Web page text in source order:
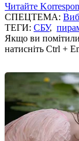
Читайте
СПЕЦТЕМА:
ТЕГИ: СБУ,
Якщо ви помітили
натисніть Ctrl +